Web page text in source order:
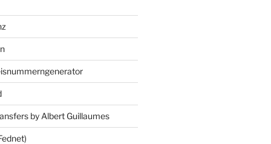
by Albert Guillaumes